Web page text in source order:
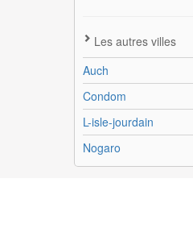
Les autres villes
Auch
Condom
L-isle-jourdain
Nogaro